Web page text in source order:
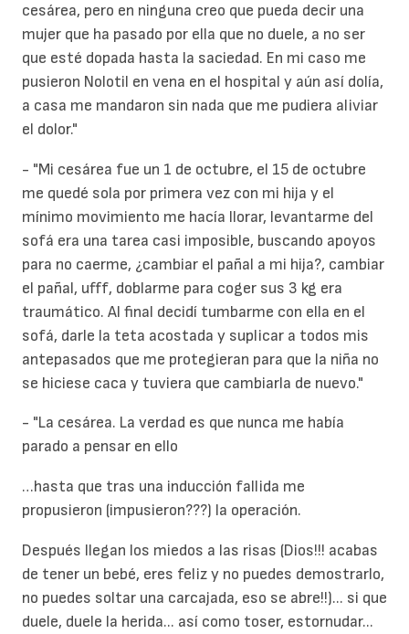
cesárea, pero en ninguna creo que pueda decir una
mujer que ha pasado por ella que no duele, a no ser
que esté dopada hasta la saciedad. En mi caso me
pusieron Nolotil en vena en el hospital y aún así dolía,
a casa me mandaron sin nada que me pudiera aliviar
el dolor."
- "Mi cesárea fue un 1 de octubre, el 15 de octubre
me quedé sola por primera vez con mi hija y el
mínimo movimiento me hacía llorar, levantarme del
sofá era una tarea casi imposible, buscando apoyos
para no caerme, ¿cambiar el pañal a mi hija?, cambiar
el pañal, ufff, doblarme para coger sus 3 kg era
traumático. Al final decidí tumbarme con ella en el
sofá, darle la teta acostada y suplicar a todos mis
antepasados que me protegieran para que la niña no
se hiciese caca y tuviera que cambiarla de nuevo."
- "La cesárea. La verdad es que nunca me había
parado a pensar en ello
…hasta que tras una inducción fallida me
propusieron (impusieron???) la operación.
Después llegan los miedos a las risas (Dios!!! acabas
de tener un bebé, eres feliz y no puedes demostrarlo,
no puedes soltar una carcajada, eso se abre!!)... si que
duele, duele la herida... así como toser, estornudar...